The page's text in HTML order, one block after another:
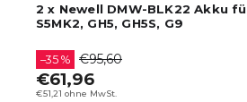
2 x Newell DMW-BLK22 Akku
S5MK2, GH5, GH5S, G9
€51,21 ohne MwSt.
–35 % €95,60
€61,96